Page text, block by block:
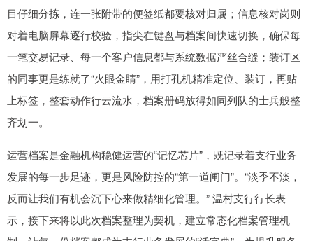
目仔细分拣，连一张附带的便签纸都要核对归属；信息核对岗则
对着电脑屏幕逐行校验，指尖在键盘与档案间快速切换，确保每
一笔交易记录、每一个客户信息都与系统数据严丝合缝；装订区
的同事更是练就了“火眼金睛”，用打孔机精准定位、装订，再贴
上标签，整套动作行云流水，档案册码放得如同列队的士兵般整
齐划一。
运营档案是金融机构稳健运营的“记忆芯片”，既记录着支行业务
发展的每一步足迹，更是风险防控的“第一道闸门”。“淡季不淡，
反而让我们有机会沉下心来做精细化管理。” 温村支行行长表
示，接下来将以此次档案整理为契机，建立常态化档案管理机